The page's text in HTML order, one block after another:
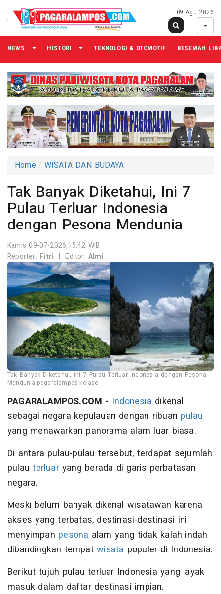
09 Agu 2026
NEWS HISTORI TEKNOLOGI & OTOMOTIF BESEMAH
Home WISATA DAN BUDAYA
Tak Banyak Diketahui, Ini 7
Pulau Terluar Indonesia
dengan Pesona Mendunia
Kamis 09-07-2026,15:42 WIB
Reporter: Fitri | Editor:Almi
Tak Banyak Diketahui, Ini 7 Pulau Terluar Indonesia dengan Pesona
Mendunia-pagaralampos-kolase
PAGARALAMPOS.COM - Indonesia dikenal
sebagai negara kepulauan dengan ribuan pulau
yang menawarkan panorama alam luar biasa.
Di antara pulau-pulau tersebut, terdapat sejumlah
pulauterluaryang berada di garis perbatasan
negara.
Meski belum banyak dikenal wisatawan karena
akses yang terbatas, destinasi-destinasi ini
menyimpan pesona alam yang tidak kalah indah
dibandingkan tempatwisata populer di Indonesia.
Berikut tujuh pulau terluar Indonesia yang layak
masuk dalam daftar destinasi impian.